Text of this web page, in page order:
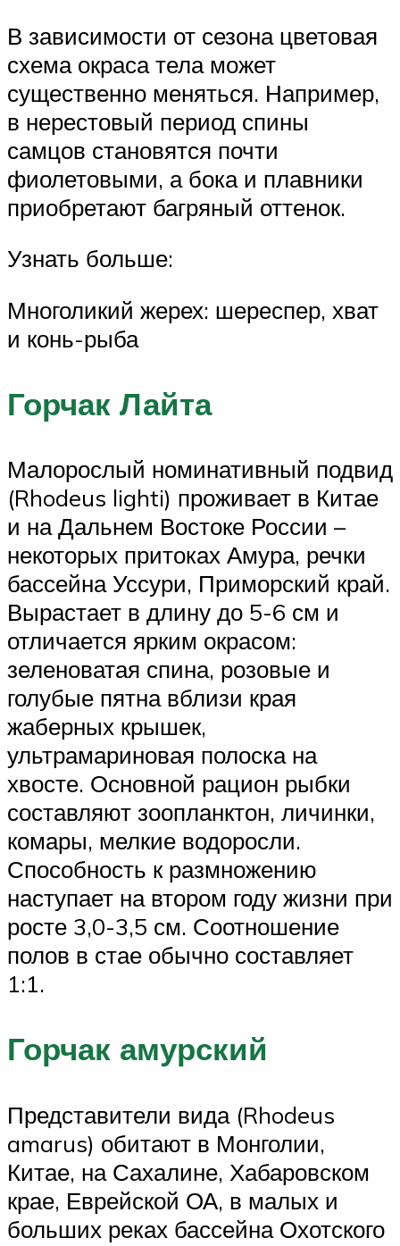
В зависимости от сезона цветовая
схема окраса тела может
существенно меняться. Например,
в нерестовый период спины
самцов становятся почти
фиолетовыми, а бока и плавники
приобретают багряный оттенок.
Узнать больше:
Многоликий жерех: шереспер, хват
и конь-рыба
Горчак Лайта
Малорослый номинативный подвид
(Rhodeus lighti) проживает в Китае
и на Дальнем Востоке России –
некоторых притоках Амура, речки
бассейна Уссури, Приморский край.
Вырастает в длину до 5-6 см и
отличается ярким окрасом:
зеленоватая спина, розовые и
голубые пятна вблизи края
жаберных крышек,
ультрамариновая полоска на
хвосте. Основной рацион рыбки
составляют зоопланктон, личинки,
комары, мелкие водоросли.
Способность к размножению
наступает на втором году жизни при
росте 3,0-3,5 см. Соотношение
полов в стае обычно составляет
1:1.
Горчак амурский
Представители вида (Rhodeus
amarus) обитают в Монголии,
Китае, на Сахалине, Хабаровском
крае, Еврейской ОА, в малых и
больших реках бассейна Охотского